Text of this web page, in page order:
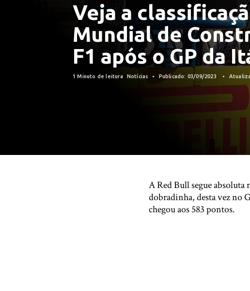
Veja a
Mundial de
F1 após o GP da
1 Minuto de leitura Notícias Publicado: 03/09/2023
A Red Bull segue
dobradinha, desta vez no
chegou aos 583 pontos.